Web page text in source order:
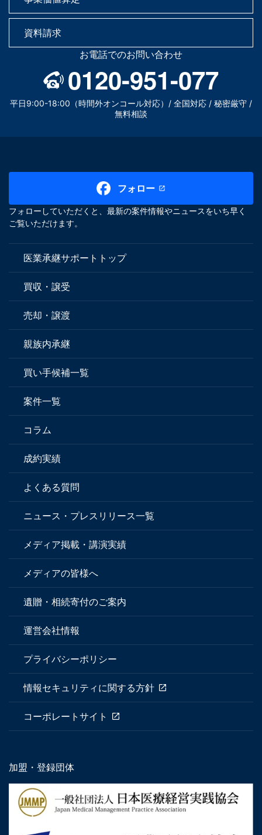
資料請求
お電話でのお問い合わせ
0120-951-077
平日9:00-18:00（時間外オンコール対応）/ 全国対応 / 秘密厳守 /
無料相談
フォロー
フォローしていただくと、最新の案件情報やニュースをいち早く
ご覧いただけます。
医業承継サポートトップ
買収・譲受
売却・譲渡
親族内承継
買い手候補一覧
案件一覧
コラム
成約実績
よくある質問
ニュース・プレスリリース一覧
メディア掲載・講演実績
メディアの皆様へ
遺贈・相続寄付のご案内
運営会社情報
プライバシーポリシー
情報セキュリティに関する方針
コーポレートサイト
加盟・登録団体